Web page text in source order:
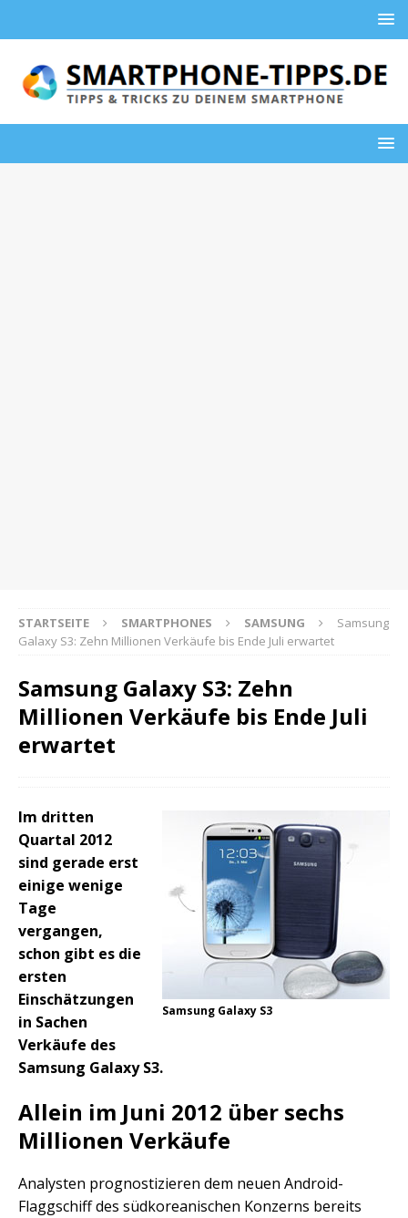
STARTSEITE SMARTPHONES SAMSUNG
Samsung
Galaxy S3: Zehn Millionen Verkäufe bis Ende Juli erwartet
Samsung Galaxy S3: Zehn
Millionen Verkäufe bis Ende Juli
erwartet
Samsung Galaxy S3
Im dritten
Quartal 2012
sind gerade erst
einige wenige
Tage
vergangen,
schon gibt es die
ersten
Einschätzungen
in Sachen
Verkäufe des
Samsung Galaxy S3.
Allein im Juni 2012 über sechs
Millionen Verkäufe
Analysten prognostizieren dem neuen Android-
Flaggschiff des südkoreanischen Konzerns bereits